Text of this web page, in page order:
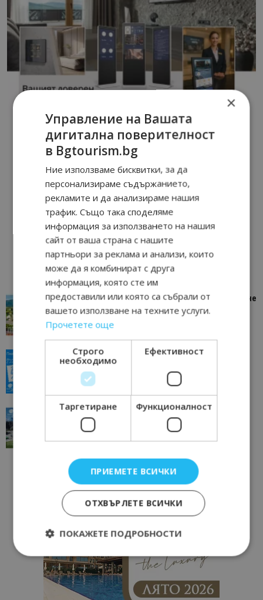
“Пощенска картичка от…”: Петрич – Изживяване
отвъд очакваното
Петрич 11/07/2026 11:22
“Пощенска картичка от…”: Пловдив, градът на
всички времена
Пловдив 23/06/2026 10:00
“Пощенска картичка от…”: Перник – град на
традициите, културата и вдъхновяващите...
×
Управление на Вашата
дигитална поверителност
в Bgtourism.bg
Ние използваме бисквитки, за да
персонализираме съдържанието,
рекламите и да анализираме нашия
трафик. Също така споделяме
информация за използването на нашия
сайт от ваша страна с нашите
партньори за реклама и анализи, които
може да я комбинират с друга
информация, която сте им
предоставили или която са събрали от
вашето използване на техните услуги.
Прочетете още
Строго
необходимо
Ефективност
Таргетиране Функционалност
ПРИЕМЕТЕ ВСИЧКИ
ОТХВЪРЛЕТЕ ВСИЧКИ
ПОКАЖЕТЕ ПОДРОБНОСТИ
Строго необходимо
Ефективност
Таргетиране
Функционалност